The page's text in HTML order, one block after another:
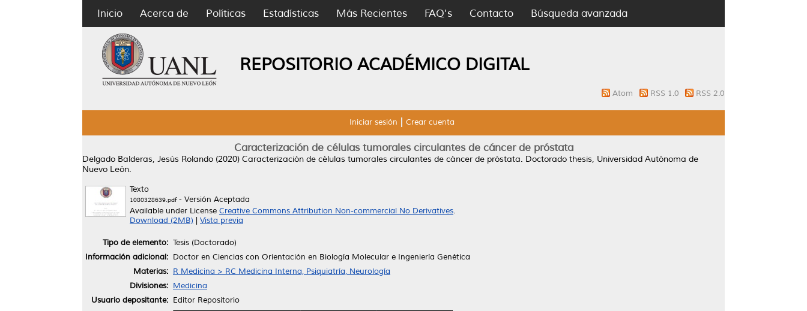
Inicio Acerca de Políticas Estadísticas Más Recientes FAQ's Contacto Búsqueda avanzada
REPOSITORIO ACADÉMICO DIGITAL
Atom RSS 1.0 RSS 2.0
Iniciar sesión Crear cuenta
Caracterización de células tumorales circulantes de cáncer de próstata
Delgado Balderas, Jesús Rolando (2020) Caracterización de células tumorales circulantes de cáncer de próstata. Doctorado thesis, Universidad Autónoma de
Nuevo León.
Texto
1080328639.pdf- Versión Aceptada
Available under License Creative Commons Attribution Non-commercial No Derivatives.
Download (2MB)
Vista previa
Tipo de elemento: Tesis (Doctorado)
Información adicional: Doctor en Ciencias con Orientación en Biología Molecular e Ingeniería Genética
Materias: R Medicina > RC Medicina Interna, Psiquiatría, Neurología
Divisiones: Medicina
Usuario depositante: Editor Repositorio